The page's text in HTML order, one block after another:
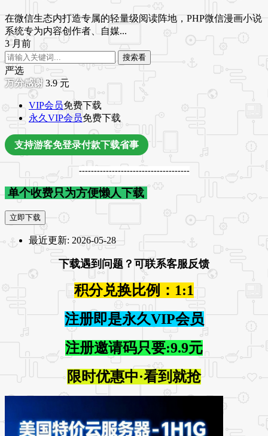
在微信生态内打造专属的轻量级阅读阵地，PHP微信漫画小说
系统专为内容创作者、自媒...
3 月前
搜索看
严选
3.9元
VIP会员免费下载
永久VIP会员免费下载
支持游客免登录付款下载省事
-------------------------------------
单个收费只为方便懒人下载
立即下载
最近更新: 2026-05-28
下载遇到问题？可联系客服反馈
积分兑换比例：1:1
注册即是永久VIP会员
注册邀请码只要:9.9元
限时优惠中·看到就抢